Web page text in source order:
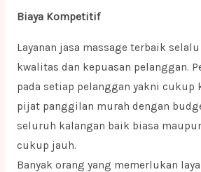
Biaya Kompetitif
Layanan jasa massage terbaik
kwalitas dan kepuasan pelanggan.
pada setiap pelanggan yakni cukup
pijat panggilan murah dengan
seluruh kalangan baik biasa
cukup jauh.
Banyak orang yang memerlukan